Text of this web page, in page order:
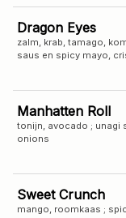
Dragon Eyes
​zalm, krab, tamago,
saus en spicy mayo,
Manhatten Roll
​tonijn, avocado ; unagi
onions
Sweet Crunch
mango, roomkaas ;